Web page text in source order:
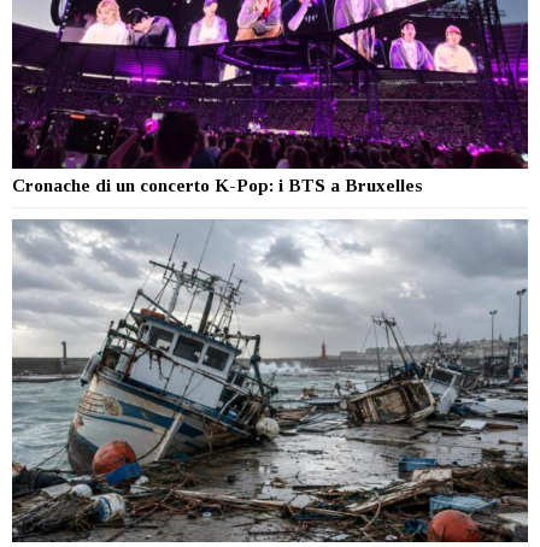
Cronache di un concerto K-Pop: i BTS a Bruxelles